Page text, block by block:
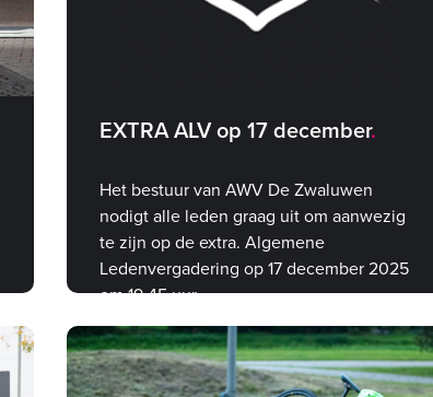
EXTRA ALV op 17 december
Het bestuur van AWV De Zwaluwen
nodigt alle leden graag uit om aanwezig
te zijn op de extra. Algemene
Ledenvergadering op 17 december 2025
om 19.45 uur.